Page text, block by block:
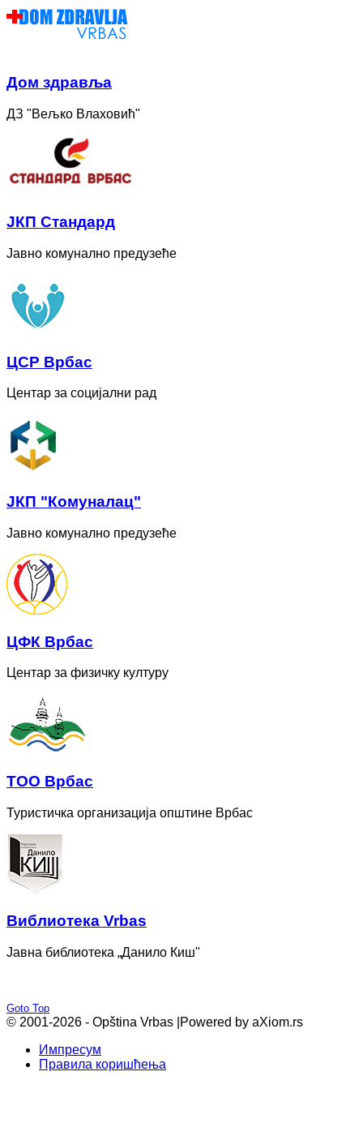
Дом здравља
ДЗ "Вељко Влаховић"
ЈКП Стандард
Јавно комунално предузеће
ЦСР Врбас
Центар за социјални рад
ЈКП "Комуналац"
Јавно комунално предузеће
ЦФК Врбас
Центар за физичку културу
ТОО Врбас
Туристичка организација општине Врбас
Bиблиотека Vrbas
Јавна библиотека „Данило Киш"
Goto Top
© 2001-2026 - Opština Vrbas | Powered by aXiom.rs
Импресум
Правила коришћења